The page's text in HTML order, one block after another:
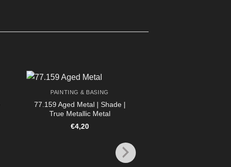
PAINTING & BASING
77.159 Aged Metal | Shade |
True Metallic Metal
€4,20